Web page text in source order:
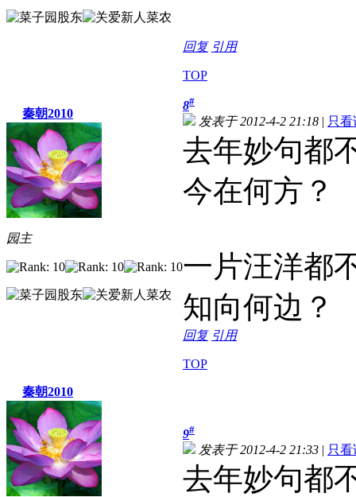
回复 引用
TOP
秦朝2010
园主
8#
发表于 2012-4-2 21:18 | 只
去年妙句都
今在何方？
一片汪洋都
知向何边？
回复 引用
TOP
秦朝2010
9#
发表于 2012-4-2 21:33 | 只
去年妙句都